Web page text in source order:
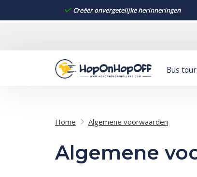
Creëer onvergetelijke herinneringen
Bus
Home Algemene voorwaarden
Algemene